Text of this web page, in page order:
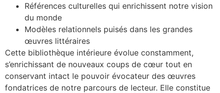
Références culturelles qui enrichissent notre vision
du monde
Modèles relationnels puisés dans les grandes
œuvres littéraires
Cette bibliothèque intérieure évolue constamment,
s’enrichissant de nouveaux coups de cœur tout en
conservant intact le pouvoir évocateur des œuvres
fondatrices de notre parcours de lecteur. Elle constitue